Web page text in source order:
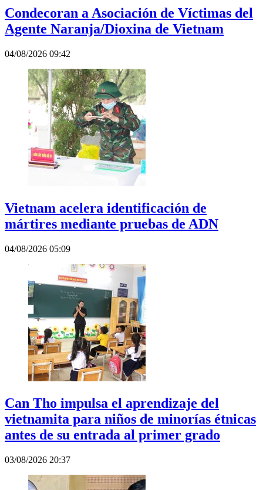
Condecoran a Asociación de Víctimas del
Agente Naranja/Dioxina de Vietnam
04/08/2026 09:42
Vietnam acelera identificación de
mártires mediante pruebas de ADN
04/08/2026 05:09
Can Tho impulsa el aprendizaje del
vietnamita para niños de minorías étnicas
antes de su entrada al primer grado
03/08/2026 20:37